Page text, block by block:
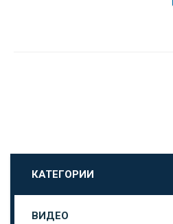
КАТЕГОРИИ
ВИДЕО